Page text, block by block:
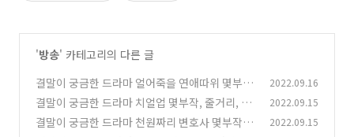
'방송' 카테고리의 다른 글
결말이 궁금한 드라마 얼어죽을 연애따위 몇부
작, 줄거리, 인물관계도, 등장인물, ENA채널번
호, 편성표 (0)
2022.09.16
결말이 궁금한 드라마 치얼업 몇부작, 줄거리, 인
물관계도, 촬영지, 등장인물 한지현, 배인혁, 장규
2022.09.15
결말이 궁금한 드라마 천원짜리 변호사 몇부작,
2022.09.15